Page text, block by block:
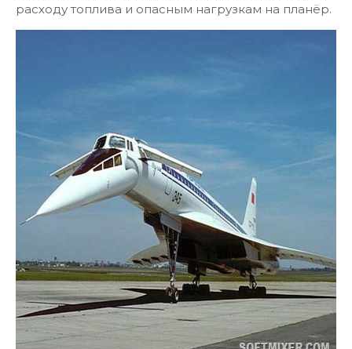
расходу топлива и опасным нагрузкам на планёр.